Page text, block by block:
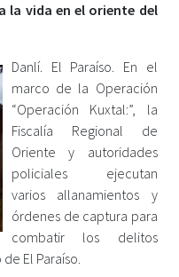
la vida en el oriente del
Danlí. El Paraíso. En el
marco de la Operación
“Operación Kuxtal:”, la
Fiscalía Regional de
Oriente y autoridades
policiales ejecutan
varios allanamientos y
órdenes de captura para
combatir los delitos
El Paraíso.